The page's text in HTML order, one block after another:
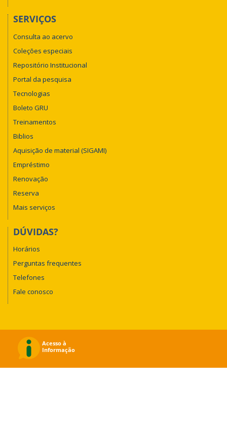
SERVIÇOS
Consulta ao acervo
Coleções especiais
Repositório Institucional
Portal da pesquisa
Tecnologias
Boleto GRU
Treinamentos
Biblios
Aquisição de material (SIGAMI)
Empréstimo
Renovação
Reserva
Mais serviços
DÚVIDAS?
Horários
Perguntas frequentes
Telefones
Fale conosco